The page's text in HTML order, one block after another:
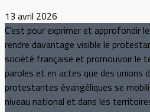
13 avril 2026
C’est pour exprimer et approfondir
rendre davantage visible le
société française et promouvoir le
paroles et en actes que des unions
protestantes évangéliques se
niveau national et dans les